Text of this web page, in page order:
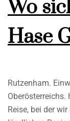
Wo
Hase
Rutzenham.
Oberösterreichs.
Reise, bei der